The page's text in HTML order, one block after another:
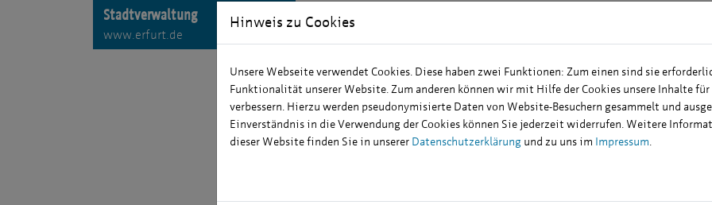
Stadtverwaltung
www.erfurt.de
Pädagogischen Hochschule Dresden
Dozentin im Fachbereich Humangeographie an der
Humboldt-Universität in Berlin
Projektleiterin für Tourismus- und Regionalplanung im Land
Weitere
vor
Hinweis zu Cookies
Unsere Webseite verwendet Cookies. Diese haben zwei Funktionen: Zum einen sind sie
Funktionalität unserer Website. Zum anderen können wir mit Hilfe der Cookies unsere Inhalte
verbessern. Hierzu werden pseudonymisierte Daten von Website-Besuchern gesammelt und
Einverständnis in die Verwendung der Cookies können Sie jederzeit widerrufen. Weitere
dieser Website finden Sie in unserer Datenschutzerklärung und zu uns im Impressum.